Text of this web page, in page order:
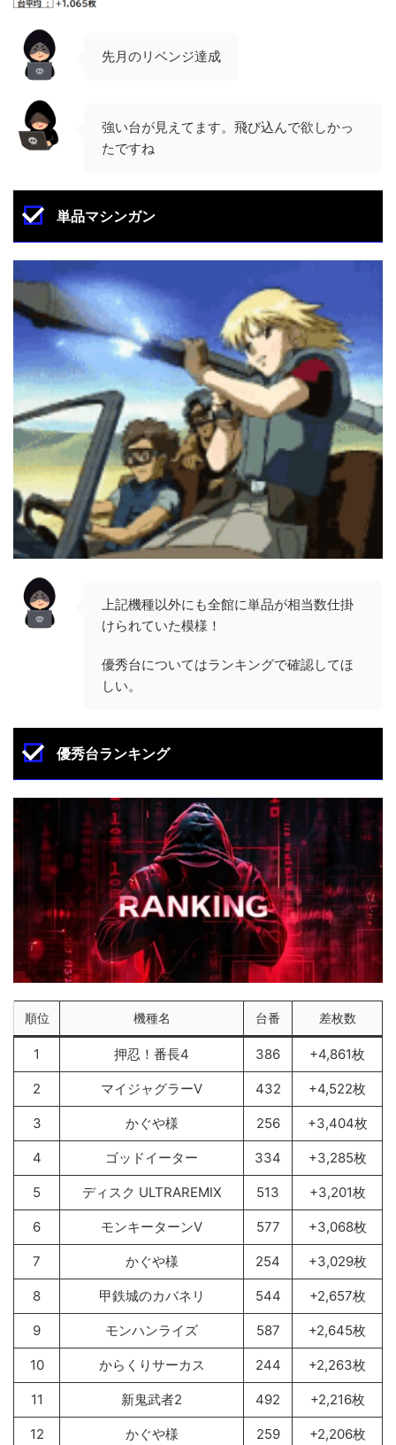
先月のリベンジ達成
強い台が見えてます。飛び込んで欲しかっ
たですね
単品マシンガン
上記機種以外にも全館に単品が相当数仕掛
けられていた模様！
優秀台についてはランキングで確認してほ
しい。
優秀台ランキング
順位 機種名 台番 差枚数
1 押忍！番長4 386 +4,861枚
2 マイジャグラーV 432 +4,522枚
3 かぐや様 256 +3,404枚
4 ゴッドイーター 334 +3,285枚
5 ディスク ULTRAREMIX 513 +3,201枚
6 モンキーターンV 577 +3,068枚
7 かぐや様 254 +3,029枚
8 甲鉄城のカバネリ 544 +2,657枚
9 モンハンライズ 587 +2,645枚
10 からくりサーカス 244 +2,263枚
11 新鬼武者2 492 +2,216枚
12 かぐや様 259 +2,206枚